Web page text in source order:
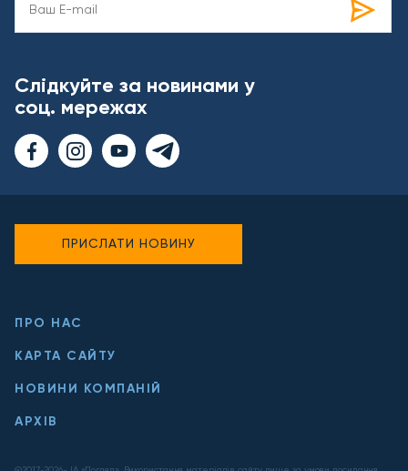
Слідкуйте за новинами у
соц. мережах
ПРО НАС
КАРТА САЙТУ
НОВИНИ КОМПАНІЙ
АРХІВ
ПРИСЛАТИ НОВИНУ